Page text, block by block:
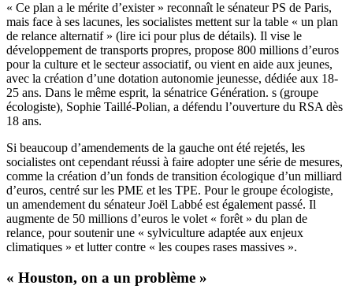
« Ce plan a le mérite d’exister » reconnaît le sénateur PS de Paris,
mais face à ses lacunes, les socialistes mettent sur la table « un plan
de relance alternatif » (lire ici pour plus de détails). Il vise le
développement de transports propres, propose 800 millions d’euros
pour la culture et le secteur associatif, ou vient en aide aux jeunes,
avec la création d’une dotation autonomie jeunesse, dédiée aux 18-
25 ans. Dans le même esprit, la sénatrice Génération. s (groupe
écologiste), Sophie Taillé-Polian, a défendu l’ouverture du RSA dès
18 ans.
Si beaucoup d’amendements de la gauche ont été rejetés, les
socialistes ont cependant réussi à faire adopter une série de mesures,
comme la création d’un fonds de transition écologique d’un milliard
d’euros, centré sur les PME et les TPE. Pour le groupe écologiste,
un amendement du sénateur Joël Labbé est également passé. Il
augmente de 50 millions d’euros le volet « forêt » du plan de
relance, pour soutenir une « sylviculture adaptée aux enjeux
climatiques » et lutter contre « les coupes rases massives ».
« Houston, on a un problème »